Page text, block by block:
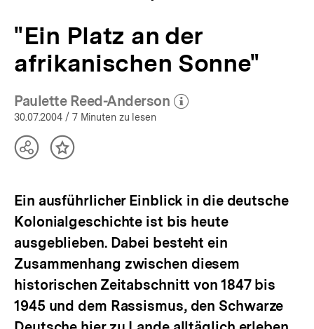
Deutschland
bpb.de
"Ein Platz an der
afrikanischen Sonne"
Paulette Reed-Anderson
(Mehr zum Autor)
30.07.2004 / 7 Minuten zu lesen
TeilenInhalt
Ein ausführlicher Einblick in die deutsche
Kolonialgeschichte ist bis heute
ausgeblieben. Dabei besteht ein
Zusammenhang zwischen diesem
historischen Zeitabschnitt von 1847 bis
1945 und dem Rassismus, den Schwarze